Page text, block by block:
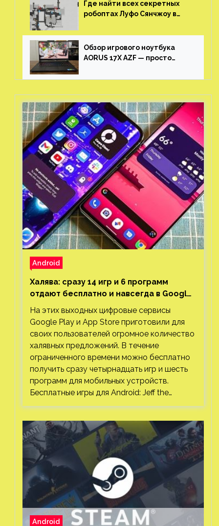
Где найти всех секретных
робоптах Луфо Сянчжоу в
Обзор игрового ноутбука
AORUS 17X AZF — просто
Android
Халява: сразу 14 игр и 6 программ
отдают бесплатно и навсегда в Google
Play и App Store. Есть проект с 1 млн
загрузок
На этих выходных цифровые сервисы
Google Play и App Store приготовили для
своих пользователей огромное количество
халявных предложений. В течение
ограниченного времени можно бесплатно
получить сразу четырнадцать игр и шесть
программ для мобильных устройств.
Бесплатные игры для Android: Jeff the…
Android